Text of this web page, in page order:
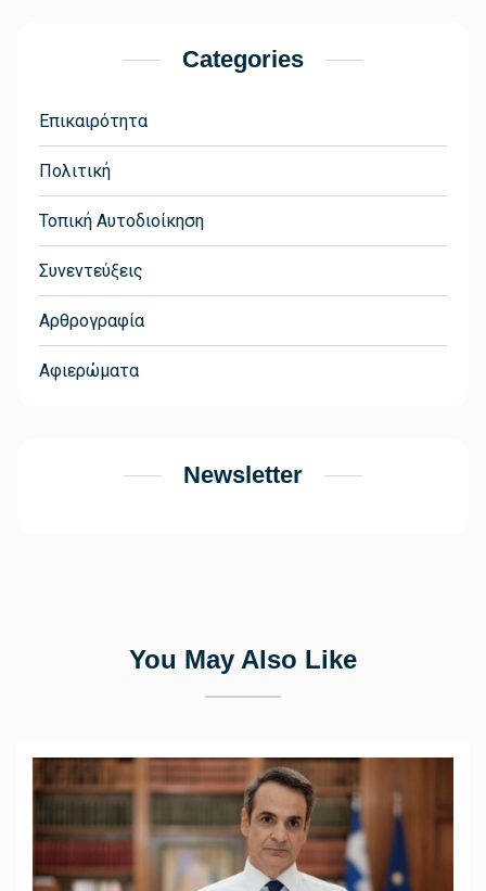
Categories
Επικαιρότητα
Πολιτική
Τοπική Αυτοδιοίκηση
Συνεντεύξεις
Αρθρογραφία
Αφιερώματα
Newsletter
You May Also Like